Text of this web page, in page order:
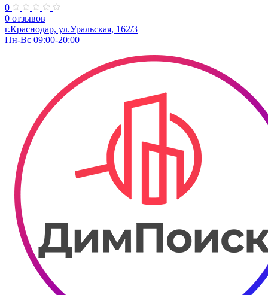
0
0 отзывов
г.Краснодар, ул.Уральская, 162/3
Пн-Вс 09:00-20:00